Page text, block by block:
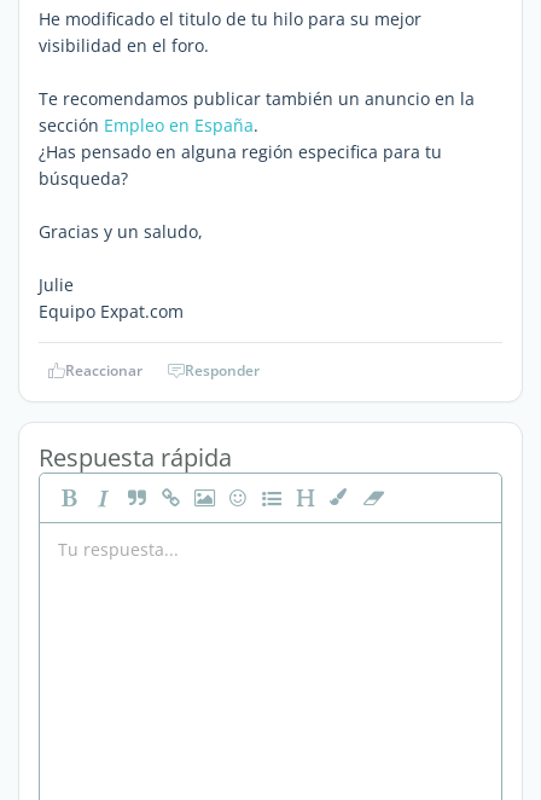
He modificado el titulo de tu hilo para su mejor
visibilidad en el foro.
Te recomendamos publicar también un anuncio en la
sección Empleo en España.
¿Has pensado en alguna región especifica para tu
búsqueda?
Gracias y un saludo,
Julie
Equipo Expat.com
Reaccionar Responder
Respuesta rápida